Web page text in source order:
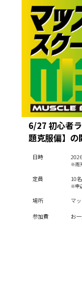
6/27 初心者
題克服偏】の
日時
※雨
定員 10
※申
場所
マ
参加費
お